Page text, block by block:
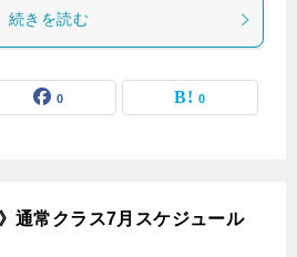
続きを読む
0 0
通常クラス7月スケジュール